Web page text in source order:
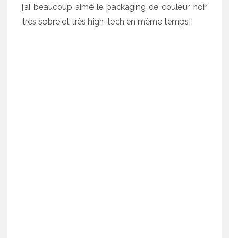
j’ai beaucoup aimé le packaging de couleur noir
très sobre et très high-tech en même temps!!